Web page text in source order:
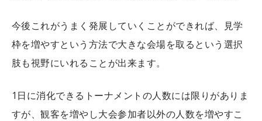
今後これがうまく発展していくことができれば、見学
枠を増やすという方法で大きな会場を取るという選択
肢も視野にいれることが出来ます。
1日に消化できるトーナメントの人数には限りがありま
すが、観客を増やし大会参加者以外の人数を増やすこ